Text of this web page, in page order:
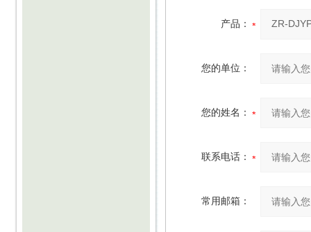
产品：
您的单位：
您的姓名：
联系电话：
常用邮箱：